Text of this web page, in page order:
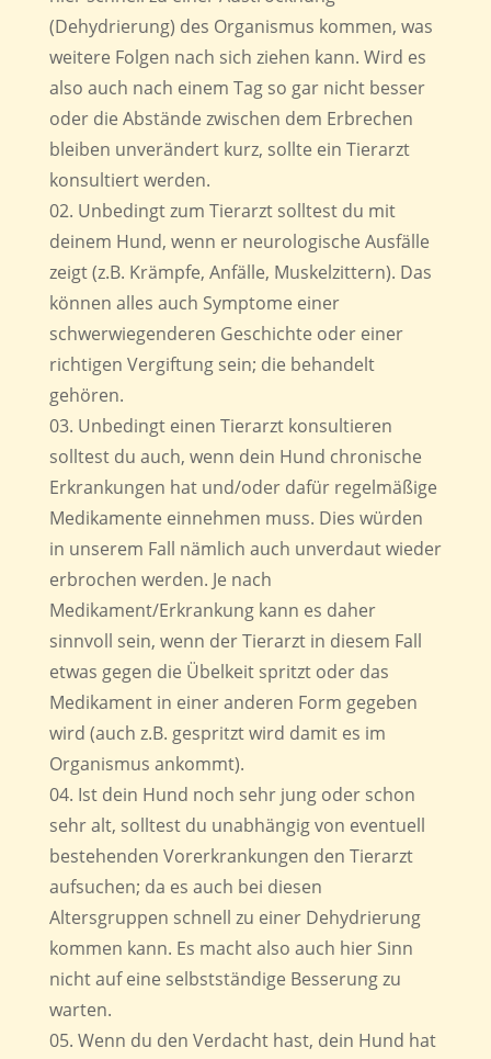
(Dehydrierung) des Organismus kommen, was
weitere Folgen nach sich ziehen kann. Wird es
also auch nach einem Tag so gar nicht besser
oder die Abstände zwischen dem Erbrechen
bleiben unverändert kurz, sollte ein Tierarzt
konsultiert werden.
Unbedingt zum Tierarzt solltest du mit
deinem Hund, wenn er neurologische Ausfälle
zeigt (z.B. Krämpfe, Anfälle, Muskelzittern). Das
können alles auch Symptome einer
schwerwiegenderen Geschichte oder einer
richtigen Vergiftung sein; die behandelt
gehören.
Unbedingt einen Tierarzt konsultieren
solltest du auch, wenn dein Hund chronische
Erkrankungen hat und/oder dafür regelmäßige
Medikamente einnehmen muss. Dies würden
in unserem Fall nämlich auch unverdaut wieder
erbrochen werden. Je nach
Medikament/Erkrankung kann es daher
sinnvoll sein, wenn der Tierarzt in diesem Fall
etwas gegen die Übelkeit spritzt oder das
Medikament in einer anderen Form gegeben
wird (auch z.B. gespritzt wird damit es im
Organismus ankommt).
Ist dein Hund noch sehr jung oder schon
sehr alt, solltest du unabhängig von eventuell
bestehenden Vorerkrankungen den Tierarzt
aufsuchen; da es auch bei diesen
Altersgruppen schnell zu einer Dehydrierung
kommen kann. Es macht also auch hier Sinn
nicht auf eine selbstständige Besserung zu
warten.
Wenn du den Verdacht hast, dein Hund hat